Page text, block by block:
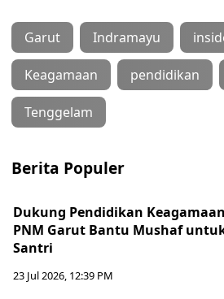
Garut Indramayu
Keagamaan pendidikan
Tenggelam
Berita Populer
Dukung Pendidikan
PNM Garut Bantu Mushaf
Santri
23 Jul 2026, 12:39 PM